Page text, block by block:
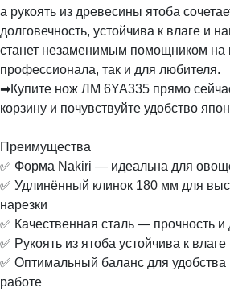
а рукоять из древесины ятоба
долговечность, устойчива к влаге и
станет незаменимым помощником на
профессионала, так и для любителя.
➡Купите нож ЛМ 6YA335 прямо
корзину и почувствуйте удобство
Преимущества
✅ Форма Nakiri — идеальна для
✅ Удлинённый клинок 180 мм для
нарезки
✅ Качественная сталь — прочность и
✅ Рукоять из ятоба устойчива к влаге
✅ Оптимальный баланс для удобства
работе